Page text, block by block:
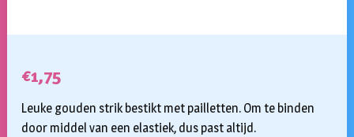
€1,75
Leuke gouden strik bestikt met pailletten. Om te binden
door middel van een elastiek, dus past altijd.